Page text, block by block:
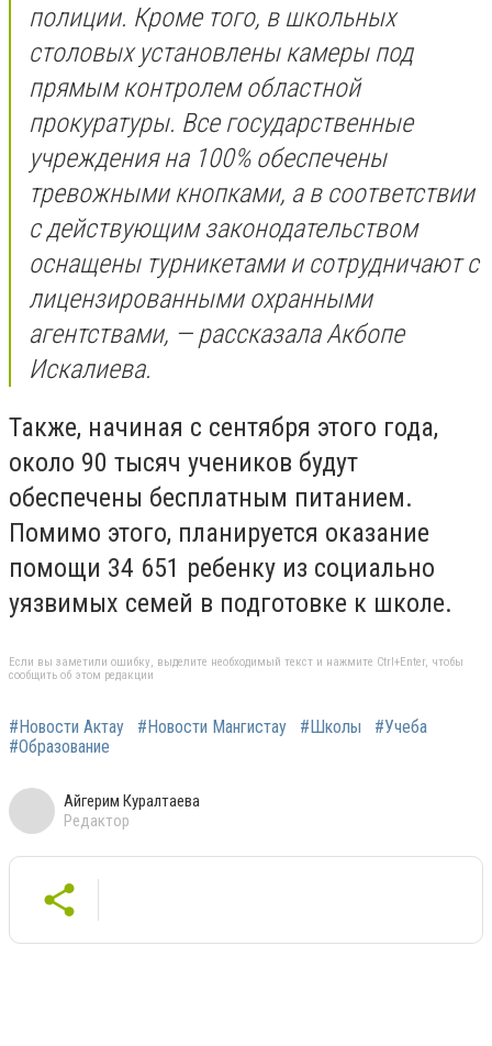
полиции. Кроме того, в школьных
столовых установлены камеры под
прямым контролем областной
прокуратуры. Все государственные
учреждения на 100% обеспечены
тревожными кнопками, а в соответствии
с действующим законодательством
оснащены турникетами и сотрудничают с
лицензированными охранными
агентствами, — рассказала Акбопе
Искалиева.
Также, начиная с сентября этого года,
около 90 тысяч учеников будут
обеспечены бесплатным питанием.
Помимо этого, планируется оказание
помощи 34 651 ребенку из социально
уязвимых семей в подготовке к школе.
Если вы заметили ошибку, выделите необходимый текст и нажмите Ctrl+Enter, чтобы
сообщить об этом редакции
#Новости Актау #Новости Мангистау #Школы
#Учеба
#Образование
Айгерим Куралтаева
Редактор